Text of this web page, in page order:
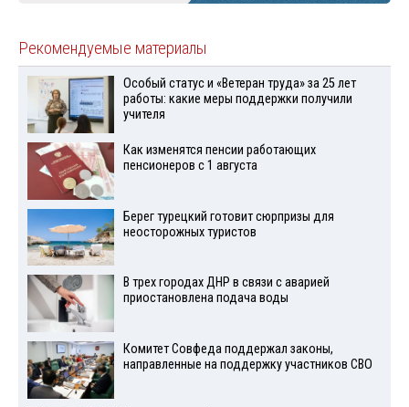
Рекомендуемые материалы
Особый статус и «Ветеран труда» за 25 лет
работы: какие меры поддержки получили
учителя
Как изменятся пенсии работающих
пенсионеров с 1 августа
Берег турецкий готовит сюрпризы для
неосторожных туристов
В трех городах ДНР в связи с аварией
приостановлена подача воды
Комитет Совфеда поддержал законы,
направленные на поддержку участников СВО